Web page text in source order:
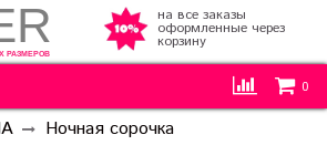
0
РАЗМЕРОВ
на все заказы
оформленные через
корзину
Ночная сорочка